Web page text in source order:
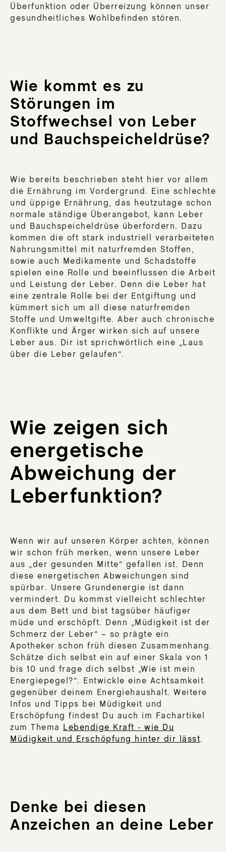
Überfunktion oder Überreizung können unser
gesundheitliches Wohlbefinden stören.
Wie kommt es zu
Störungen im
Stoffwechsel von Leber
und Bauchspeicheldrüse?
Wie bereits beschrieben steht hier vor allem
die Ernährung im Vordergrund. Eine schlechte
und üppige Ernährung, das heutzutage schon
normale ständige Überangebot, kann Leber
und Bauchspeicheldrüse überfordern. Dazu
kommen die oft stark industriell verarbeiteten
Nahrungsmittel mit naturfremden Stoffen,
sowie auch Medikamente und Schadstoffe
spielen eine Rolle und beeinflussen die Arbeit
und Leistung der Leber. Denn die Leber hat
eine zentrale Rolle bei der Entgiftung und
kümmert sich um all diese naturfremden
Stoffe und Umweltgifte. Aber auch chronische
Konflikte und Ärger wirken sich auf unsere
Leber aus. Dir ist sprichwörtlich eine „Laus
über die Leber gelaufen“.
Wie zeigen sich
energetische
Abweichung der
Leberfunktion?
Wenn wir auf unseren Körper achten, können
wir schon früh merken, wenn unsere Leber
aus „der gesunden Mitte“ gefallen ist. Denn
diese energetischen Abweichungen sind
spürbar. Unsere Grundenergie ist dann
vermindert. Du kommst vielleicht schlechter
aus dem Bett und bist tagsüber häufiger
müde und erschöpft. Denn „Müdigkeit ist der
Schmerz der Leber“ – so prägte ein
Apotheker schon früh diesen Zusammenhang.
Schätze dich selbst ein auf einer Skala von 1
bis 10 und frage dich selbst „Wie ist mein
Energiepegel?“. Entwickle eine Achtsamkeit
gegenüber deinem Energiehaushalt. Weitere
Infos und Tipps bei Müdigkeit und
Erschöpfung findest Du auch im Fachartikel
zum Thema Lebendige Kraft - wie Du
Müdigkeit und Erschöpfung hinter dir lässt.
Denke bei diesen
Anzeichen an deine Leber